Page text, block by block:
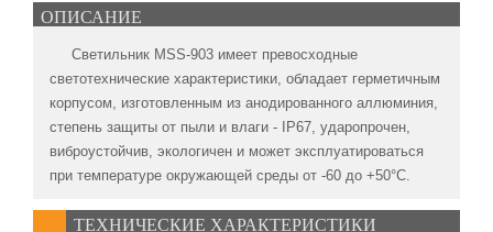
ОПИСАНИЕ
Светильник MSS-903 имеет превосходные
светотехнические характеристики, обладает герметичным
корпусом, изготовленным из анодированного аллюминия,
степень защиты от пыли и влаги - IP67, ударопрочен,
виброустойчив, экологичен и может эксплуатироваться
при температуре окружающей среды от -60 до +50°C.
ТЕХНИЧЕСКИЕ ХАРАКТЕРИСТИКИ